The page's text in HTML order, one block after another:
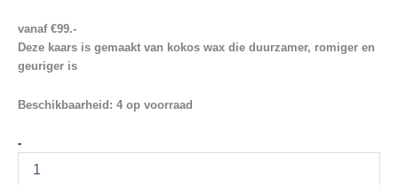
vanaf €99.-
Deze kaars is gemaakt van kokos wax die duurzamer, romiger en
geuriger is
Beschikbaarheid: 4 op voorraad
-COCO
KOKOS